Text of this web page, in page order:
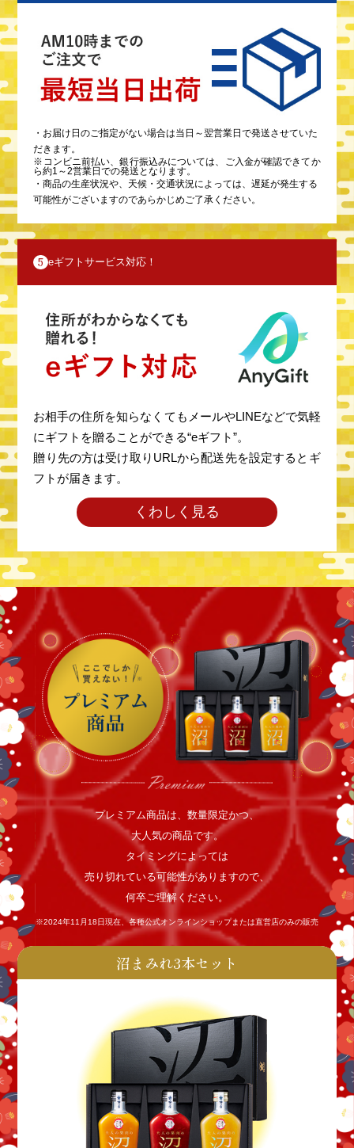
・お届け日のご指定がない場合は当日～翌営業日で発送させていた
だきます。
※コンビニ前払い、銀行振込みについては、ご入金が確認できてか
ら約1～2営業日での発送となります。
・商品の生産状況や、天候・交通状況によっては、遅延が発生する
可能性がございますのであらかじめご了承ください。
5 eギフトサービス対応！
お相手の住所を知らなくてもメールやLINEなどで気軽
にギフトを贈ることができる“eギフト”。
贈り先の方は受け取りURLから配送先を設定するとギ
フトが届きます。
くわしく見る
プレミアム商品は、数量限定かつ、
大人気の商品です。
タイミングによっては
売り切れている可能性がありますので、
何卒ご理解ください。
※2024年11月18日現在、各種公式オンラインショップまたは直営店のみの販売
沼まみれ3本セット